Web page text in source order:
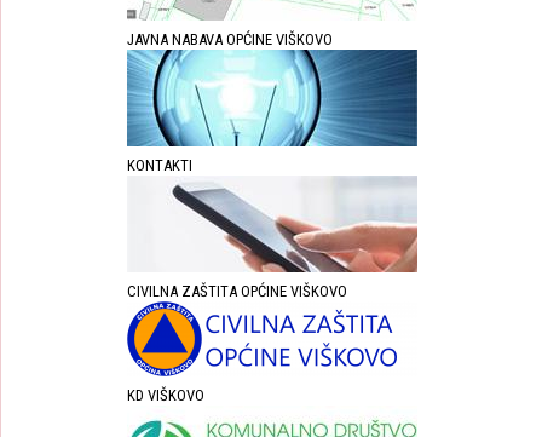
JAVNA NABAVA OPĆINE VIŠKOVO
KONTAKTI
CIVILNA ZAŠTITA OPĆINE VIŠKOVO
KD VIŠKOVO